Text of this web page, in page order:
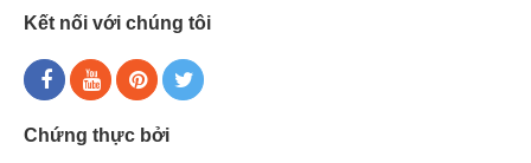
Kết nối với chúng tôi
Chứng thực bởi